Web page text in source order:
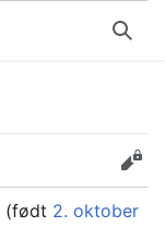
Søk
Rediger
(født 2. oktober